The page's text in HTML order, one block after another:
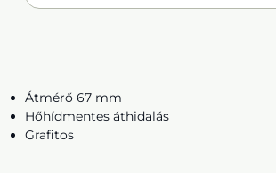
Átmérő 67 mm
Hőhídmentes áthidalás
Grafitos